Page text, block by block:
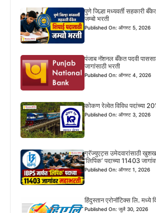
पुणे जिल्हा मध्यवर्ती सहकारी
जम्बो भरती
Published On: ऑगस्ट 5, 2026
पंजाब नॅशनल बँकेत पदवी
जागांसाठी भरती
Published On: ऑगस्ट 4, 2026
कोकण रेल्वेत विविध पदांच्या
Published On: ऑगस्ट 3, 2026
ग्रॅज्युएट्स उमेदवारांसाठी
‘लिपिक’ पदाच्या 11403
Published On: ऑगस्ट 1, 2026
हिंदुस्तान एरोनॉटिक्स लि. मध्ये
Published On: जुलै 30, 2026